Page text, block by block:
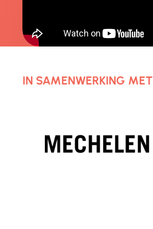
IN SAMENWERKING MET